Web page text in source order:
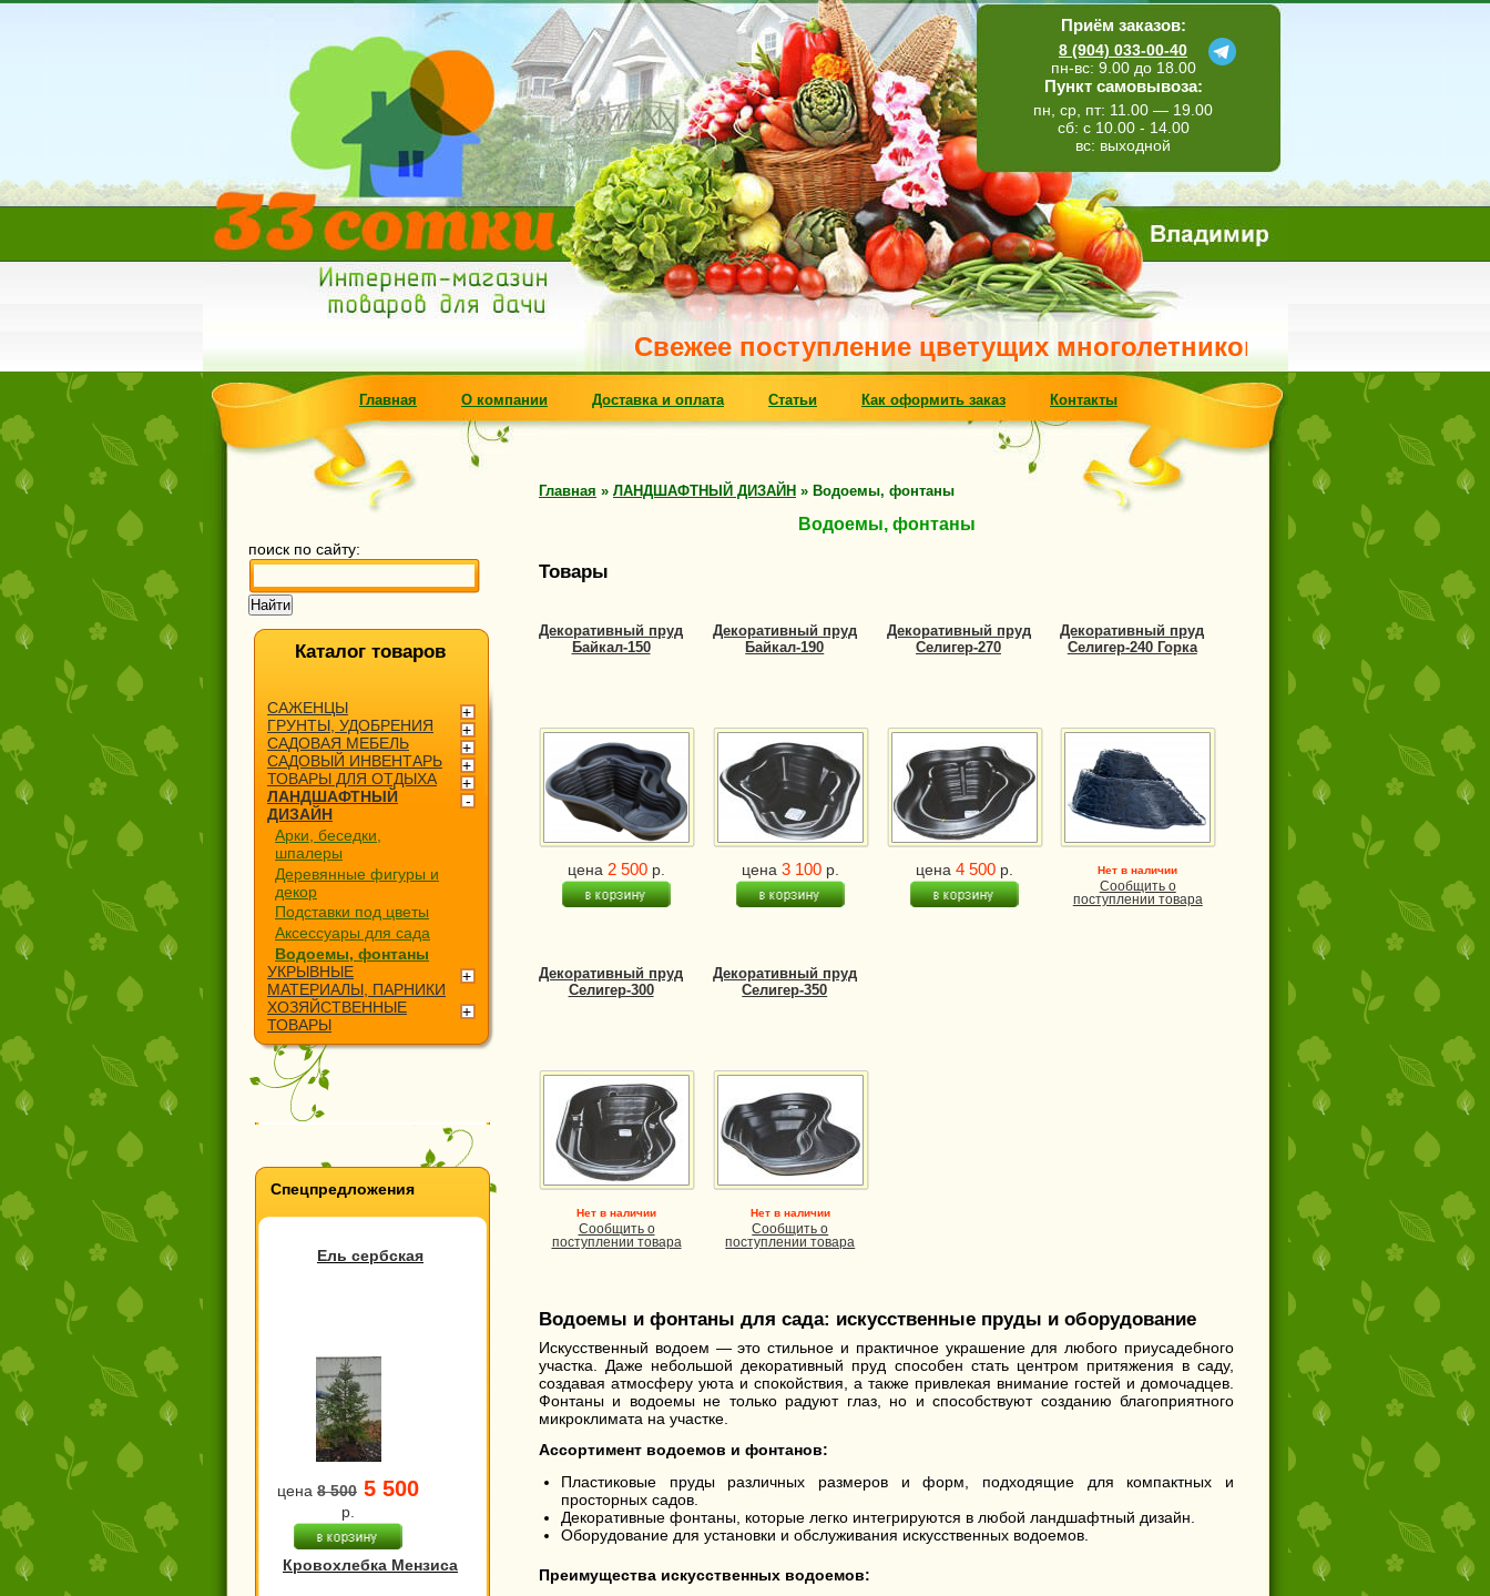
Приём заказов:
8 (904) 033-00-40
пн-вс: 9.00 до 18.00
Пункт самовывоза:
пн, ср, пт: 11.00 — 19.00
сб: с 10.00 - 14.00
вс: выходной
Свежее поступление цветущих многолетников. Свежее
Главная О компании Доставка и оплата Статьи Как оформить заказ Контакты
поиск по сайту:
Каталог товаров
САЖЕНЦЫ
ГРУНТЫ, УДОБРЕНИЯ
САДОВАЯ МЕБЕЛЬ
САДОВЫЙ ИНВЕНТАРЬ
ТОВАРЫ ДЛЯ ОТДЫХА
ЛАНДШАФТНЫЙ
ДИЗАЙН
Арки, беседки,
шпалеры
Деревянные фигуры и
декор
Подставки под цветы
Аксессуары для сада
Водоемы, фонтаны
УКРЫВНЫЕ
МАТЕРИАЛЫ, ПАРНИКИ
ХОЗЯЙСТВЕННЫЕ
ТОВАРЫ
Спецпредложения
Ель сербская
цена 8 500 5 500
р.
Кровохлебка Мензиса
Главная » ЛАНДШАФТНЫЙ ДИЗАЙН » Водоемы, фонтаны
Водоемы, фонтаны
Товары
Декоративный пруд
Байкал-150
цена 2 500 р.
Декоративный пруд
Байкал-190
цена 3 100р.
Декоративный пруд
Селигер-270
цена 4 500р.
Декоративный пруд
Селигер-240 Горка
Нет в наличии
Сообщить о
поступлении товара
Декоративный пруд
Селигер-300
Нет в наличии
Сообщить о
поступлении товара
Декоративный пруд
Селигер-350
Нет в наличии
Сообщить о
поступлении товара
Водоемы и фонтаны для сада: искусственные пруды и оборудование
Искусственный водоем — это стильное и практичное украшение для любого приусадебного
участка. Даже небольшой декоративный пруд способен стать центром притяжения в саду,
создавая атмосферу уюта и спокойствия, а также привлекая внимание гостей и домочадцев.
Фонтаны и водоемы не только радуют глаз, но и способствуют созданию благоприятного
микроклимата на участке.
Ассортимент водоемов и фонтанов:
Пластиковые пруды различных размеров и форм, подходящие для компактных и
просторных садов.
Декоративные фонтаны, которые легко интегрируются в любой ландшафтный дизайн.
Оборудование для установки и обслуживания искусственных водоемов.
Преимущества искусственных водоемов: